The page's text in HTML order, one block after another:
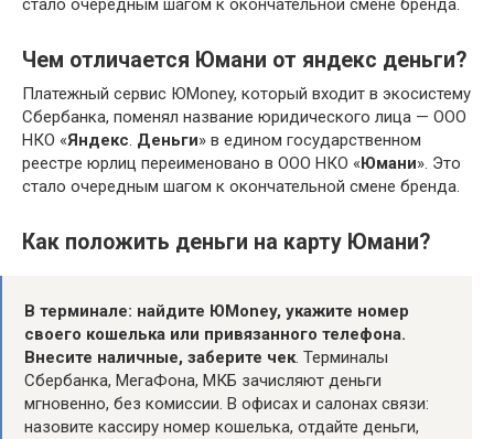
стало очередным шагом к окончательной смене бренда.
Чем отличается Юмани от яндекс деньги?
Платежный сервис ЮMoney, который входит в экосистему
Сбербанка, поменял название юридического лица — ООО
НКО «Яндекс. Деньги» в едином государственном
реестре юрлиц переименовано в ООО НКО «Юмани». Это
стало очередным шагом к окончательной смене бренда.
Как положить деньги на карту Юмани?
В терминале: найдите ЮMoney, укажите номер
своего кошелька или привязанного телефона.
Внесите наличные, заберите чек. Терминалы
Сбербанка, МегаФона, МКБ зачисляют деньги
мгновенно, без комиссии. В офисах и салонах связи:
назовите кассиру номер кошелька, отдайте деньги,